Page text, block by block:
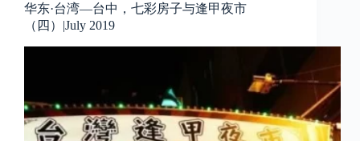
华东·台湾—台中，七彩房子与逢甲夜市
（四）|July 2019